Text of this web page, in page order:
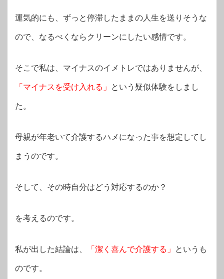
運気的にも、ずっと停滞したままの人生を送りそうな
ので、なるべくならクリーンにしたい感情です。
そこで私は、マイナスのイメトレではありませんが、
「マイナスを受け入れる」 という疑似体験をしまし
た。
母親が年老いて介護するハメになった事を想定してし
まうのです。
そして、その時自分はどう対応するのか？
を考えるのです。
私が出した結論は、 「潔く喜んで介護する」 というも
のです。